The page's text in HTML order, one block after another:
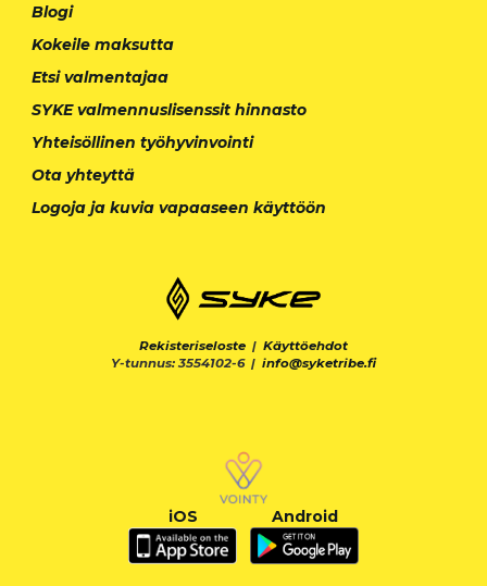
Blogi
Kokeile maksutta
Etsi valmentajaa
SYKE valmennuslisenssit hinnasto
Yhteisöllinen työhyvinvointi
Ota yhteyttä
Logoja ja kuvia vapaaseen käyttöön
Rekisteriseloste | Käyttöehdot
Y-tunnus: 3554102-6 | info@syketribe.fi
iOS Android